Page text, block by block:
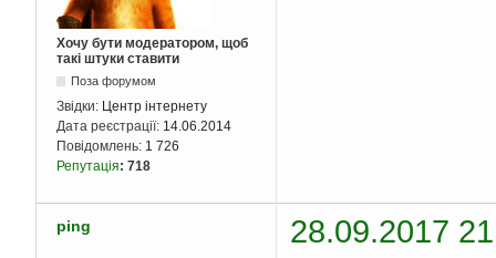
Хочу бути модератором, щоб
такі штуки ставити
Поза форумом
Звідки: Центр інтернету
Дата реєстрації: 14.06.2014
Повідомлень: 1 726
Репутація: 718
ping 28.09.2017